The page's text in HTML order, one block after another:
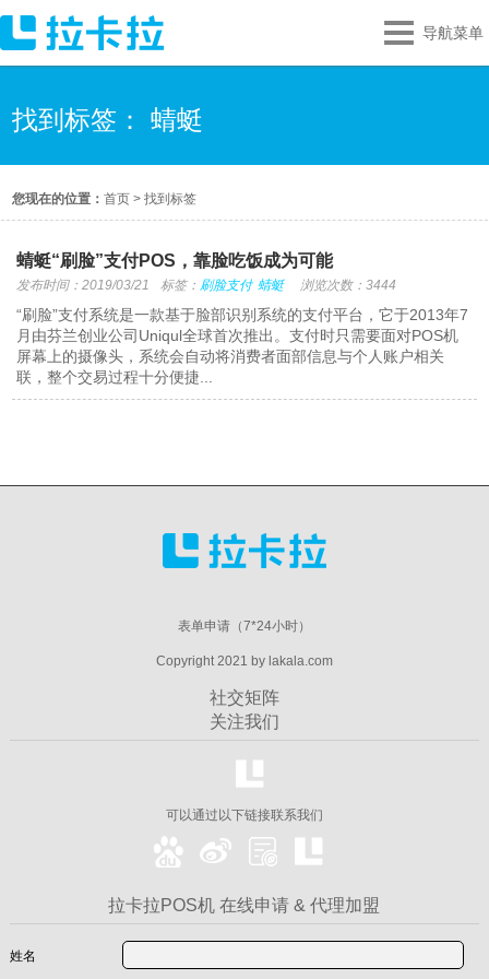
导航菜单
找到标签： 蜻蜓
您现在的位置：首页 >找到标签
蜻蜓“刷脸”支付POS，靠脸吃饭成为可能
发布时间：2019/03/21 标签：刷脸支付 蜻蜓 浏览次数：3444
“刷脸”支付系统是一款基于脸部识别系统的支付平台，它于2013年7
月由芬兰创业公司Uniqul全球首次推出。支付时只需要面对POS机
屏幕上的摄像头，系统会自动将消费者面部信息与个人账户相关
联，整个交易过程十分便捷...
表单申请（7*24小时）
Copyright 2021 by lakala.com
社交矩阵
关注我们
可以通过以下链接联系我们
拉卡拉POS机 在线申请 & 代理加盟
姓名